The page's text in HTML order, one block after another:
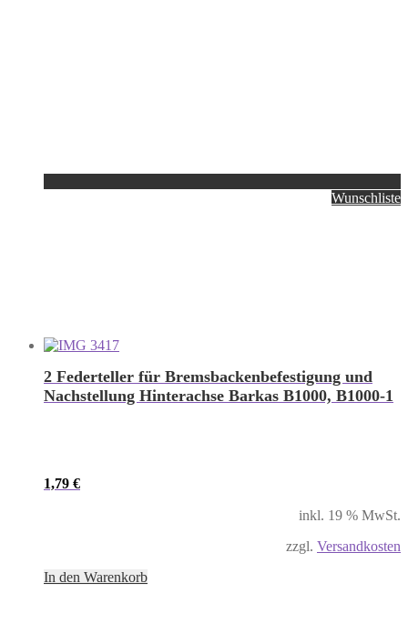
Wunschliste
2 Federteller für Bremsbackenbefestigung und
Nachstellung Hinterachse Barkas B1000, B1000-1
1,79 €
inkl. 19 % MwSt.
zzgl. Versandkosten
In den Warenkorb